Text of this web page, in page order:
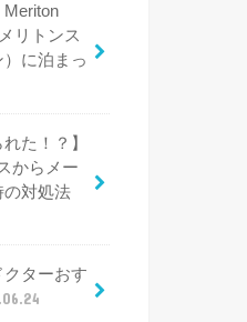
Meriton
リトンス
に泊まっ
た！？】
からメー
の対処法
ターおす